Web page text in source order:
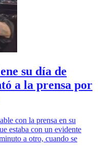
su día de
a la prensa por
con la prensa en su
estaba con un evidente
a otro, cuando se